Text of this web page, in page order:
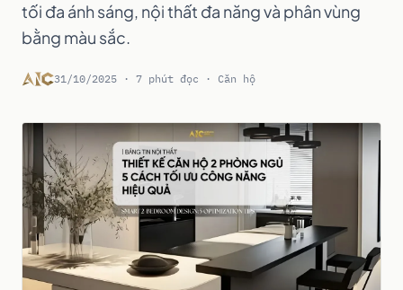
tối đa ánh sáng, nội thất đa năng và phân vùng
bằng màu sắc.
31/10/2025 · 7 phút đọc · Căn hộ